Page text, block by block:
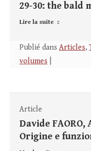
29-30: the bald
Lire la suite
Publié dans Articles,
volumes
Article
Davide FAORO,
Origine e